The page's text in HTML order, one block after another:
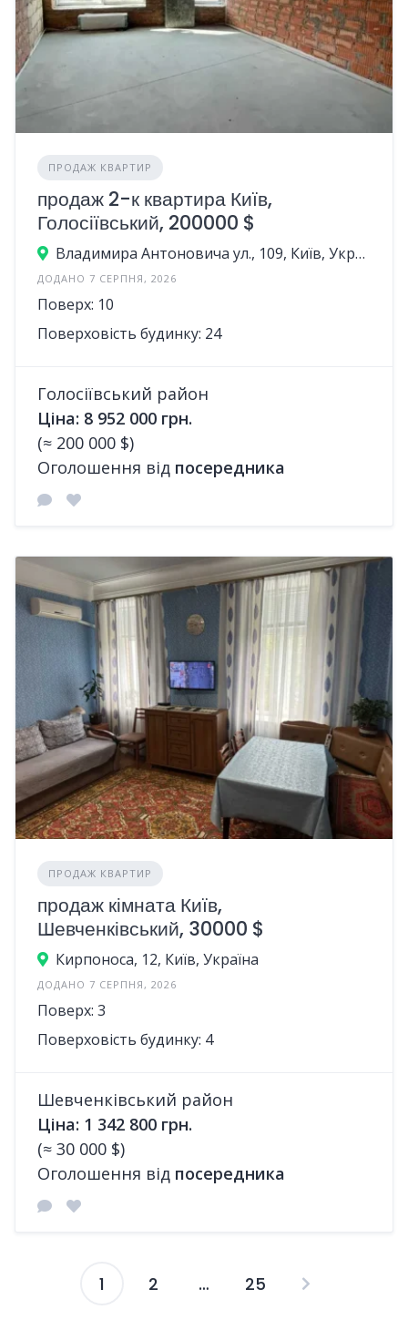
ПРОДАЖ КВАРТИР
продаж 2-к квартира Київ,
Голосіївський, 200000 $
Владимира Антоновича ул., 109, Київ, Україна
ДОДАНО 7 СЕРПНЯ, 2026
Поверх: 10
Поверховість будинку: 24
Голосіївський район
Ціна: 8 952 000 грн.
(≈ 200 000 $)
Оголошення від посередника
ПРОДАЖ КВАРТИР
продаж кімната Київ,
Шевченківський, 30000 $
Кирпоноса, 12, Київ, Україна
ДОДАНО 7 СЕРПНЯ, 2026
Поверх: 3
Поверховість будинку: 4
Шевченківський район
Ціна: 1 342 800 грн.
(≈ 30 000 $)
Оголошення від посередника
Пагінація
1 2 … 25